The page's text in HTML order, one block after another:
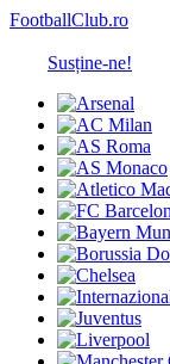
FootballClub.ro
Susține-ne!